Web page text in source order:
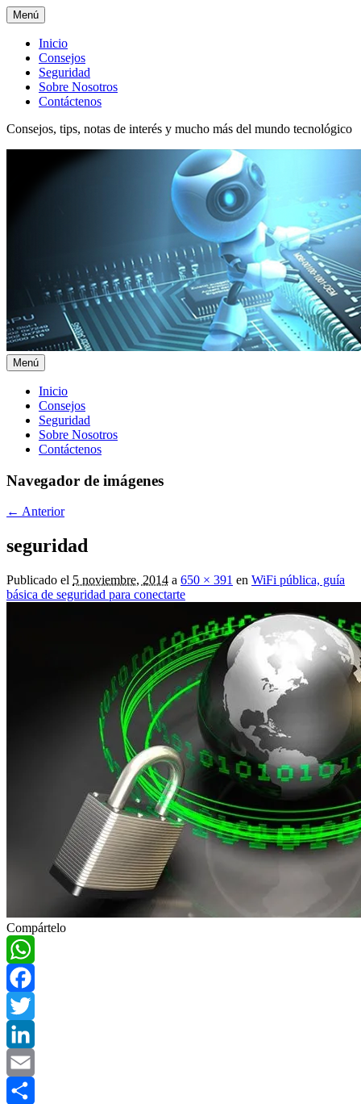
Menú
Menú
superior
Inicio
Consejos
Seguridad
Sobre Nosotros
Contáctenos
Consejos, tips, notas de interés y mucho más del mundo tecnológico
Menú
Menú
principal
Inicio
Consejos
Seguridad
Sobre Nosotros
Contáctenos
Navegador de imágenes
← Anterior
seguridad
Publicado el 5 noviembre, 2014 a 650 × 391 en WiFi pública, guía
básica de seguridad para conectarte
Compártelo
WhatsApp
Facebook
Twitter
LinkedIn
Email